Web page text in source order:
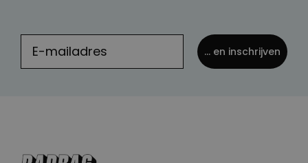
... en inschrijven
MARKETING OVERIGE